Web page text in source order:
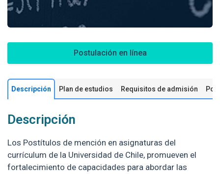
Postulación en línea
Descripción Plan de estudios Requisitos de admisión
Descripción
Los Postítulos de mención en asignaturas del
currículum de la Universidad de Chile, promueven el
fortalecimiento de capacidades para abordar las